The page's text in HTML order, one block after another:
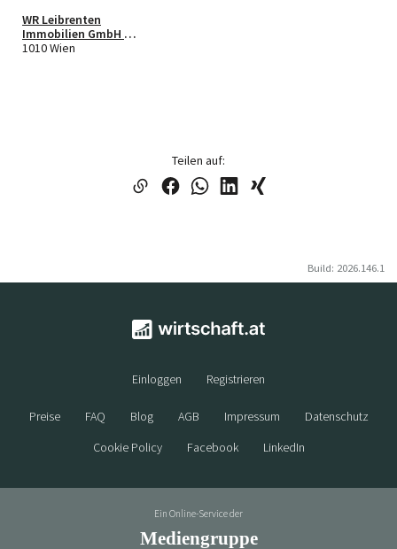
WR Leibrenten
Immobilien GmbH in
Liqu.
1010 Wien
Teilen auf:
Build: 2026.146.1
Einloggen Registrieren
Preise FAQ Blog AGB Impressum
Datenschutz
Cookie Policy
Facebook LinkedIn
Ein Online-Service der
Mediengruppe